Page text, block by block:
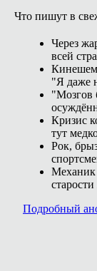
Что пишут в
Через
всей
"Я даже
"Мозгов
Кризис
тут
Рок,
Механик
старости
Подробный